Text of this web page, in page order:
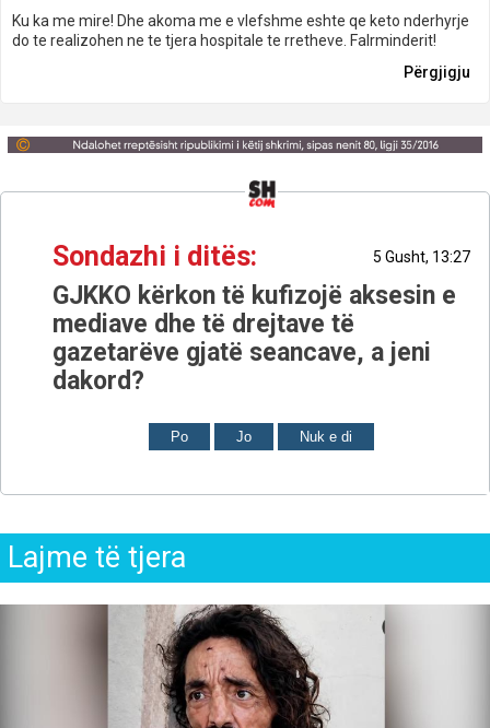
Ku ka me mire! Dhe akoma me e vlefshme eshte qe keto nderhyrje
do te realizohen ne te tjera hospitale te rretheve. Falrminderit!
Përgjigju
Sondazhi i ditës: 5 Gusht, 13:27
GJKKO kërkon të kufizojë aksesin e
mediave dhe të drejtave të
gazetarëve gjatë seancave, a jeni
dakord?
Po Jo Nuk e di
Lajme të tjera